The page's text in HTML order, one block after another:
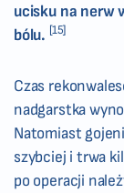
ucisku na nerw
bólu. [15]
Czas
nadgarstka
Natomiast
szybciej i trwa
po operacji